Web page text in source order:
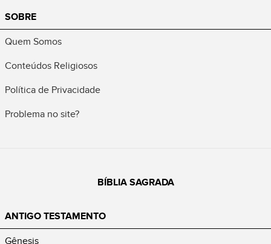
SOBRE
Quem Somos
Conteúdos Religiosos
Política de Privacidade
Problema no site?
BÍBLIA SAGRADA
ANTIGO TESTAMENTO
Gênesis